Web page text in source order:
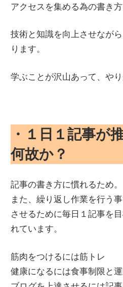
アクセスを集める為の書き方
技術と知識を向上させなが
ります。
学ぶことが沢山あって、やり
・１日１記事が
何故か？
記事の書き方に慣れるため。
また、繰り返し作業を行う
させるために毎日１記事を
れています。
筋肉をつけるには筋トレ
健康になるには食事制限と